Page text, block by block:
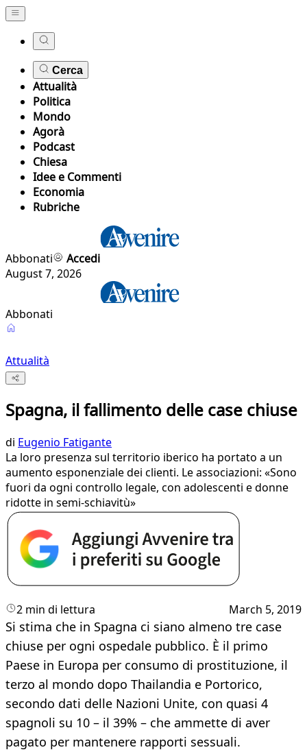
Cerca
Attualità
Politica
Mondo
Agorà
Podcast
Chiesa
Idee e Commenti
Economia
Rubriche
Abbonati
Accedi
August 7, 2026
Abbonati
Attualità
Spagna, il fallimento delle case chiuse
di Eugenio Fatigante
La loro presenza sul territorio iberico ha portato a un
aumento esponenziale dei clienti. Le associazioni: «Sono
fuori da ogni controllo legale, con adolescenti e donne
ridotte in semi-schiavitù»
2 min di lettura March 5, 2019
Si stima che in Spagna ci siano almeno tre case
chiuse per ogni ospedale pubblico. È il primo
Paese in Europa per consumo di prostituzione, il
terzo al mondo dopo Thailandia e Portorico,
secondo dati delle Nazioni Unite, con quasi 4
spagnoli su 10 – il 39% – che ammette di aver
pagato per mantenere rapporti sessuali.